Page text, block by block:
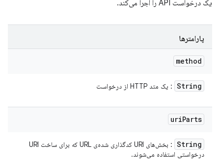
یک درخواست API را اجرا می‌کند.
پارامترها
method
String : یک متد HTTP از درخواست
uriParts
String
: بخش‌های URI کدگذاری شده‌ی URL که برای ساخت URI
درخواستی استفاده می‌شوند.